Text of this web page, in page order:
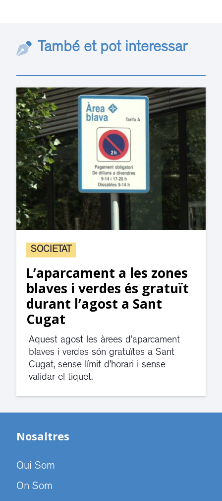
També et pot interessar
SOCIETAT
L’aparcament a les zones
blaves i verdes és gratuït
durant l’agost a Sant
Cugat
Aquest agost les àrees d’aparcament
blaves i verdes són gratuïtes a Sant
Cugat, sense límit d’horari i sense
validar el tiquet.
Nosaltres
Qui Som
On Som